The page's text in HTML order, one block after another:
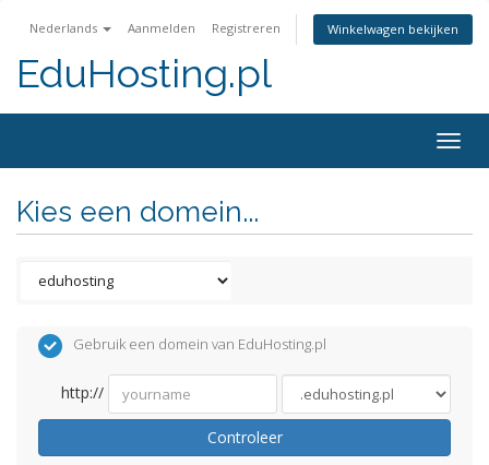
Nederlands Aanmelden Registreren Winkelwagen bekijken
EduHosting.pl
Kies een domein...
Gebruik een domein van EduHosting.pl
http://
Controleer